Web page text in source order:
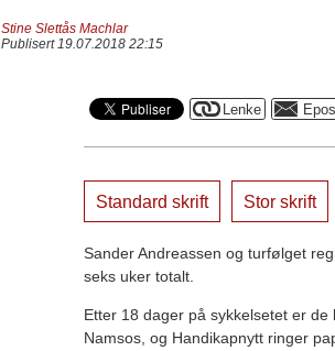
Stine Slettås Machlar
Publisert 19.07.2018 22:15
Standard skrift Stor skrift
Sander Andreassen og turfølget
seks uker totalt.
Etter 18 dager på sykkelsetet er de
Namsos, og Handikapnytt ringer